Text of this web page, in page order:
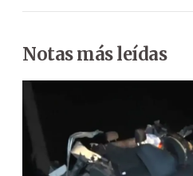
Notas más leídas